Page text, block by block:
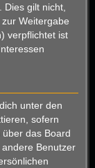
gilt nicht,
Weitergabe
verpflichtet ist
unter den
sofern
das Board
Benutzer